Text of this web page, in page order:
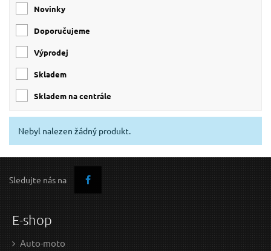
Novinky
Doporučujeme
Výprodej
skladem
skladem na centrále
Nebyl nalezen žádný produkt.
Sledujte nás na
E-shop
Auto-moto